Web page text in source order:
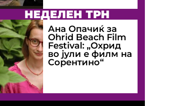
НЕДЕЛЕН ТРН
Ана Опачиќ за
Оhrid Beach Film
Festival: „Охрид
во јули е филм на
Сорентино“